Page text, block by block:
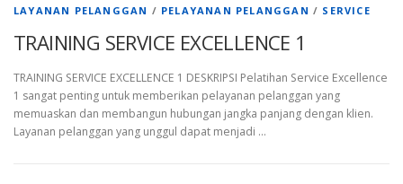
LAYANAN PELANGGAN / PELAYANAN PELANGGAN / SERVICE
TRAINING SERVICE EXCELLENCE 1
TRAINING SERVICE EXCELLENCE 1 DESKRIPSI Pelatihan Service Excellence
1 sangat penting untuk memberikan pelayanan pelanggan yang
memuaskan dan membangun hubungan jangka panjang dengan klien.
Layanan pelanggan yang unggul dapat menjadi …